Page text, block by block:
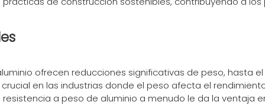
ofrecen reducciones significativas de peso, hasta
en las industrias donde el peso afecta el
a peso de aluminio a menudo le da la ventaja